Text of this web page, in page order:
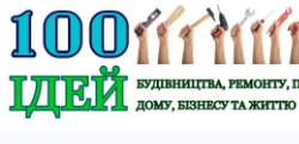
Перейти
до
вмісту